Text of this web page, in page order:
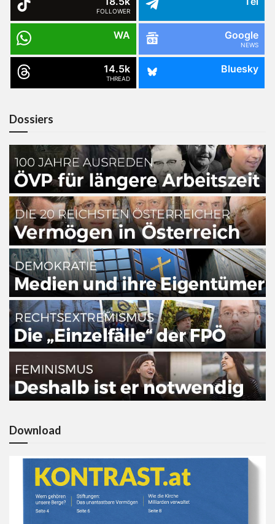
FOLLOWER
WA Google
NEWS
14.5k
THREAD
Bluesky
Dossiers
Download